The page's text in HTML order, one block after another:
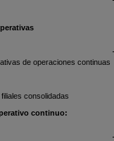
de operaciones continuas
consolidadas
continuo: